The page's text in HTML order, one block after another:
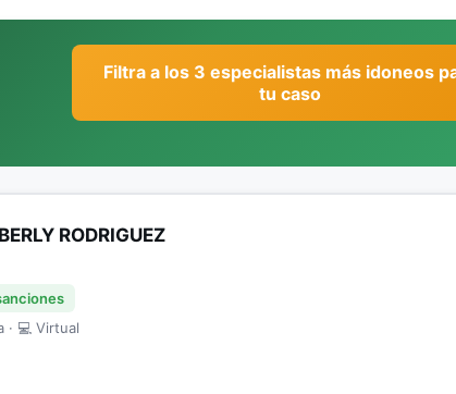
Filtra a los 3 especialistas más idoneos
tu caso
RODRIGUEZ
· 💻 Virtual